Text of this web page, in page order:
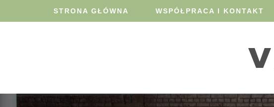
STRONA GŁÓWNA WSPÓŁPRACA I KONTAKT